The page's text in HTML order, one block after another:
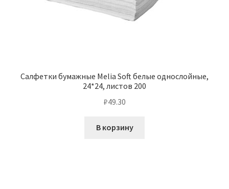
Салфетки бумажные Melia Soft белые однослойные,
24*24, листов 200
₽49.30
В корзину